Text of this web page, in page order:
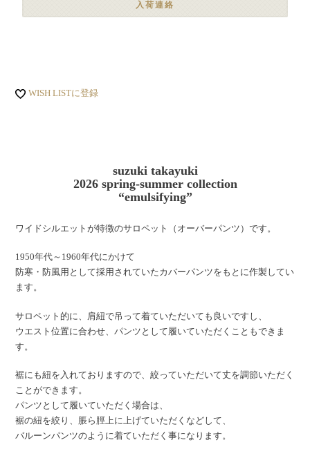
入荷連絡
WISH LISTに登録
suzuki takayuki
2026 spring-summer collection
“emulsifying”
ワイドシルエットが特徴のサロペット（オーバーパンツ）です。
1950年代～1960年代にかけて
防寒・防風用として採用されていたカバーパンツをもとに作製してい
ます。
サロペット的に、肩紐で吊って着ていただいても良いですし、
ウエスト位置に合わせ、パンツとして履いていただくこともできま
す。
裾にも紐を入れておりますので、絞っていただいて丈を調節いただく
ことができます。
パンツとして履いていただく場合は、
裾の紐を絞り、脹ら脛上に上げていただくなどして、
バルーンパンツのように着ていただく事になります。